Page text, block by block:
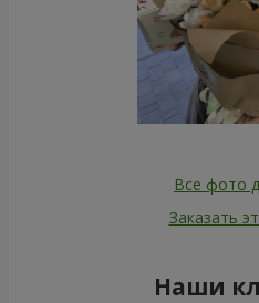
Все фото
Заказать
Наши